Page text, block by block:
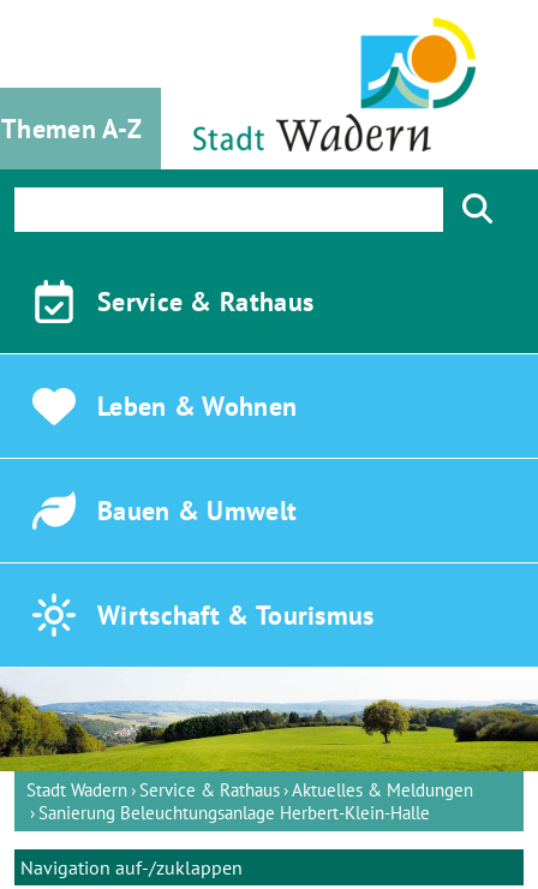
Themen A-Z
Service & Rathaus
Leben & Wohnen
Bauen & Umwelt
Wirtschaft & Tourismus
Stadt Wadern Service & Rathaus Aktuelles & Meldungen
Sanierung Beleuchtungsanlage Herbert-Klein-Halle
Navigation auf-/zuklappen